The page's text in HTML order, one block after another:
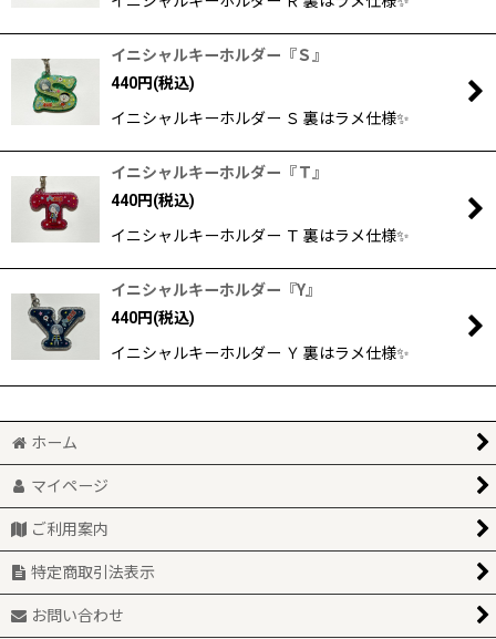
イニシャルキーホルダー『Ｓ』
440円(税込)
イニシャルキーホルダー Ｓ 裏はラメ仕様✨
イニシャルキーホルダー『Ｔ』
440円(税込)
イニシャルキーホルダー Ｔ 裏はラメ仕様✨
イニシャルキーホルダー『Y』
440円(税込)
イニシャルキーホルダー Ｙ 裏はラメ仕様✨
ホーム
マイページ
ご利用案内
特定商取引法表示
お問い合わせ